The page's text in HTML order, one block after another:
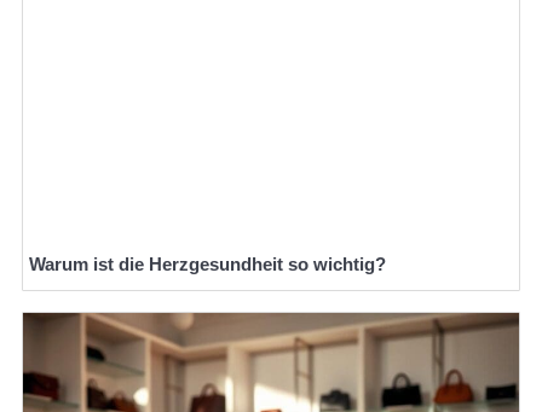
Warum ist die Herzgesundheit so wichtig?